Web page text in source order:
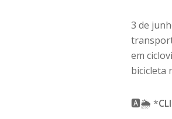
3 de
em
bicicleta
🅰️🌦 *